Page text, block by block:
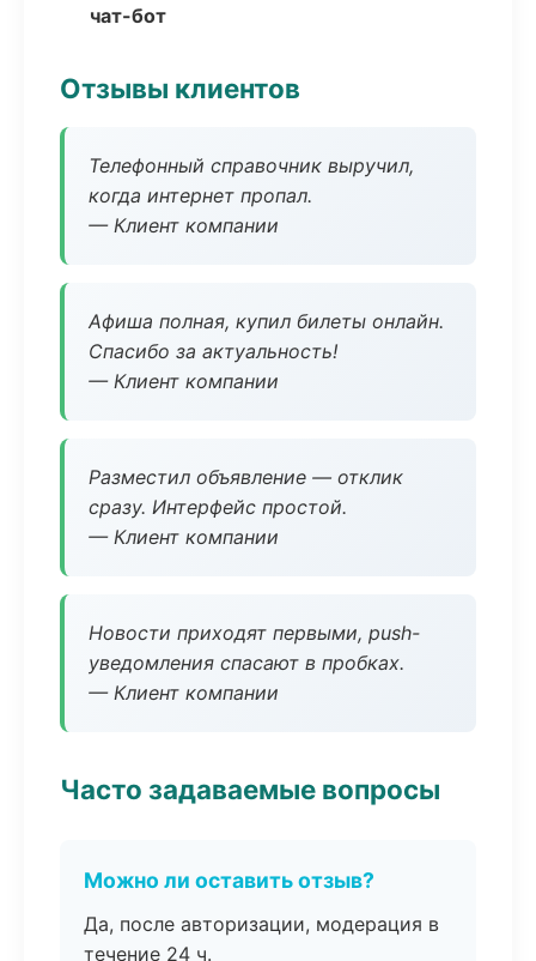
чат-бот
Отзывы клиентов
Телефонный справочник выручил,
когда интернет пропал.
— Клиент компании
Афиша полная, купил билеты онлайн.
Спасибо за актуальность!
— Клиент компании
Разместил объявление — отклик
сразу. Интерфейс простой.
— Клиент компании
Новости приходят первыми, push-
уведомления спасают в пробках.
— Клиент компании
Часто задаваемые вопросы
Можно ли оставить отзыв?
Да, после авторизации, модерация в
течение 24 ч.